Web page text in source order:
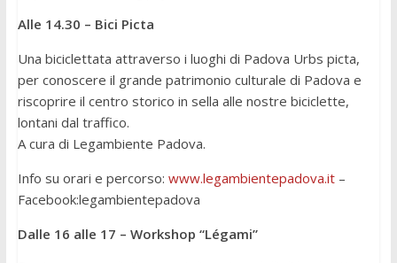
Alle 14.30 – Bici Picta
Una biciclettata attraverso i luoghi di Padova Urbs picta,
per conoscere il grande patrimonio culturale di Padova e
riscoprire il centro storico in sella alle nostre biciclette,
lontani dal traffico.
A cura di Legambiente Padova.
Info su orari e percorso: www.legambientepadova.it–
Facebook:legambientepadova
Dalle 16 alle 17 – Workshop “Légami”